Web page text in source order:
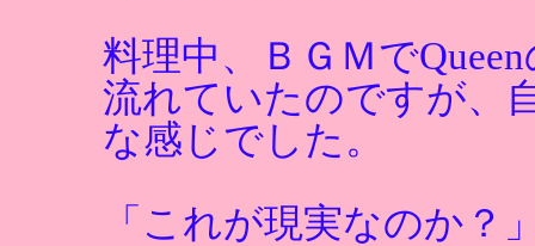
料理中、ＢＧＭでQueen
流れていたのですが、
な感じでした。
「これが現実なのか？